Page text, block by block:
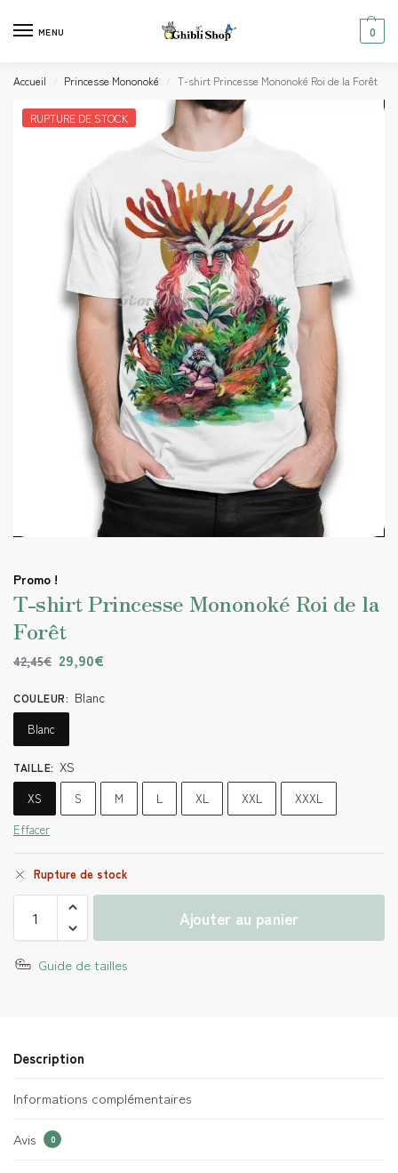
MENU 0
Accueil / Princesse Mononoké / T-shirt Princesse Mononoké Roi de la Forêt
RUPTURE DE STOCK
Promo !
T-shirt Princesse Mononoké Roi de la
Forêt
42,45€ 29,90€
COULEUR: Blanc
Blanc
TAILLE: XS
XS S M L XL XXL
XXXL
Effacer
Rupture de stock
Ajouter au panier
Guide de tailles
Description
Informations complémentaires
Avis 0